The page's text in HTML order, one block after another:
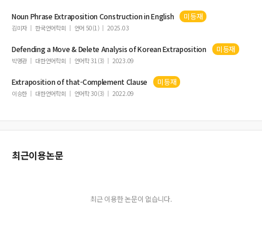
Noun PhraseExtrapositionConstruction in English 미등재
김미자 한국언어학회 언어 50(1) 2025.03
Defending a Move & Delete Analysis of KoreanExtraposition 미등재
박명관 대한언어학회 언어학 31(3) 2023.09
Extrapositionof that-Complement Clause 미등재
이승한 대한언어학회 언어학 30(3) 2022.09
최근이용논문
최근 이용한 논문이 없습니다.